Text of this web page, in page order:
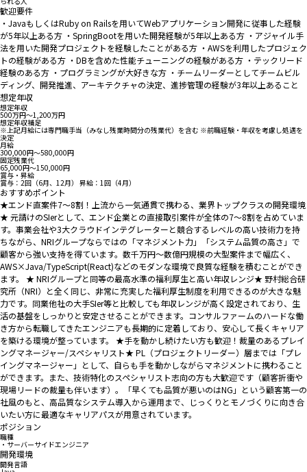
歓迎要件
・JavaもしくはRuby on Railsを用いてWebアプリケーション開発に従事した経験
が5年以上ある方 ・SpringBootを用いた開発経験が5年以上ある方 ・アジャイル手
法を用いた開発プロジェクトを経験したことがある方 ・AWSを利用したプロジェク
トの経験がある方 ・DBを含めた性能チューニングの経験がある方 ・テックリード
経験のある方 ・プログラミングが大好きな方 ・チームリーダーとしてチームビル
ディング、開発推進、アーキテクチャの決定、進捗管理の経験が3年以上あること
想定年収
想定年収
500万円〜1,200万円
想定年収補足
※上記月給には専門職手当（みなし残業時間分の残業代）を含む ※前職経験・年収を考慮し処遇を
決定
月給
300,000円〜580,000円
固定残業代
65,000円〜150,000円
賞与・昇給
賞与：2回（6月、12月） 昇給：1回（4月）
おすすめポイント
★エンド直案件7～8割！上流から一気通貫で携わる、業界トップクラスの開発環境
★ 元請けのSIerとして、エンド企業との直接取引案件が全体の7〜8割を占めていま
す。事業会社や3大クラウドインテグレーターと競合するレベルの高い技術力を持
ちながら、NRIグループならではの「マネジメント力」「システム品質の高さ」で
顧客から強い支持を得ています。数千万円〜数億円規模の大型案件まで幅広く、
AWS×Java/TypeScript(React)などのモダンな環境で良質な経験を積むことができ
ます。 ★ NRIグループと同等の最高水準の福利厚生と高い年収レンジ★ 野村総合研
究所（NRI）と全く同じ、非常に充実した福利厚生制度を利用できるのが大きな魅
力です。同業他社の大手SIer等と比較しても年収レンジが高く設定されており、生
活の基盤をしっかりと安定させることができます。コンサルファームのハードな働
き方から転職してきたエンジニアも長期的に定着しており、安心して長くキャリア
を築ける環境が整っています。 ★手を動かし続けたい方も歓迎！裁量のあるプレイ
ングマネージャー/スペシャリスト★ PL（プロジェクトリーダー）層までは「プレ
イングマネージャー」として、自らも手を動かしながらマネジメントに携わること
ができます。また、技術特化のスペシャリスト志向の方も大歓迎です（顧客折衝や
現場リードの裁量も伴います）。「早くても品質が悪いのはNG」という顧客第一の
社風のもと、高品質なシステム導入から運用まで、じっくりとモノづくりに向き合
いたい方に最適なキャリアパスが用意されています。
ポジション
職種
・サーバーサイドエンジニア
開発環境
開発言語